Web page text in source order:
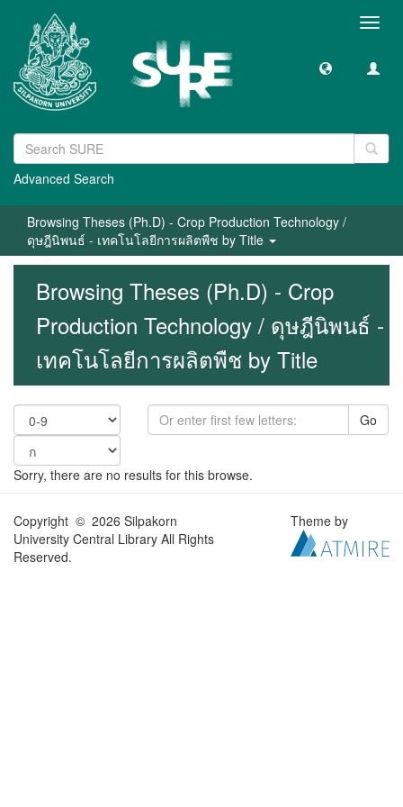
Advanced Search
Browsing Theses (Ph.D) - Crop Production Technology /
ดุษฎีนิพนธ์ - เทคโนโลยีการผลิตพืช by Title
Browsing Theses (Ph.D) - Crop
Production Technology / ดุษฎีนิพนธ์ -
เทคโนโลยีการผลิตพืช by Title
Go
Sorry, there are no results for this browse.
Copyright © 2026 Silpakorn
University Central Library All Rights
Reserved.
Theme by